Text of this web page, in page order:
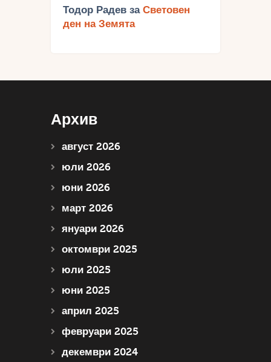
Тодор Радев за Световен
ден на Земята
Архив
август 2026
юли 2026
юни 2026
март 2026
януари 2026
октомври 2025
юли 2025
юни 2025
април 2025
февруари 2025
декември 2024